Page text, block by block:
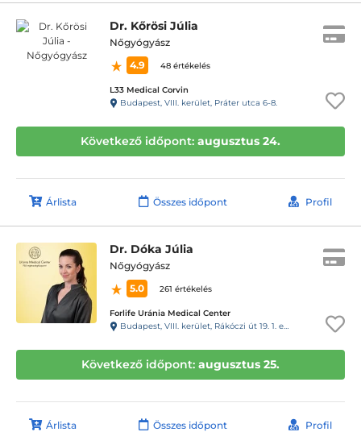
Dr. Kőrösi Júlia
Nőgyógyász
4.9
48 értékelés
L33 Medical Corvin
Budapest, VIII. kerület, Práter utca 6-8.
Következő időpont: augusztus 24.
Árlista Összes időpont Profil
Dr. Dóka Júlia
Nőgyógyász
5.0
261 értékelés
Forlife Uránia Medical Center
Budapest, VIII. kerület, Rákóczi út 19. 1. emelet 9. 88-as kapucsengő
Következő időpont: augusztus 25.
Árlista Összes időpont Profil